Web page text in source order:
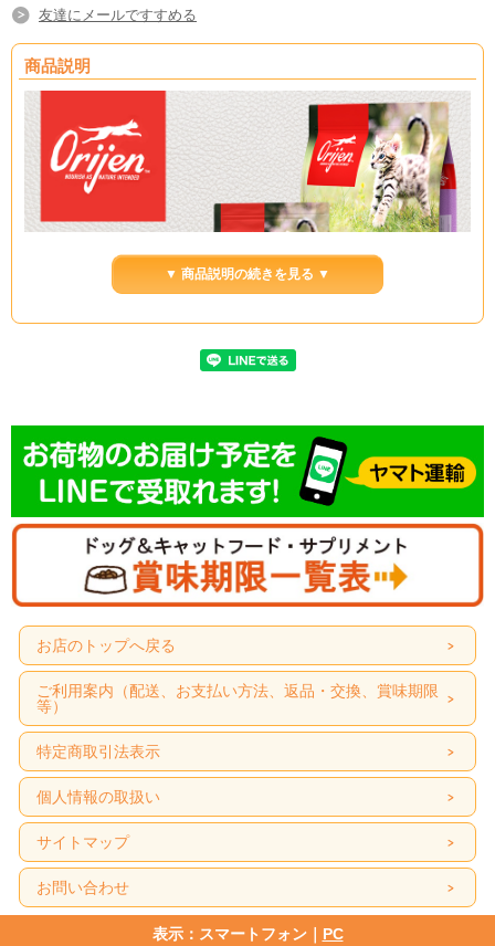
友達にメールですすめる
商品説明
商品特長
▼ 商品説明の続きを見る ▼
お店のトップへ戻る
ご利用案内（配送、お支払い方法、返品・交換、賞味期限
等）
特定商取引法表示
個人情報の取扱い
サイトマップ
お問い合わせ
表示：スマートフォン｜ PC